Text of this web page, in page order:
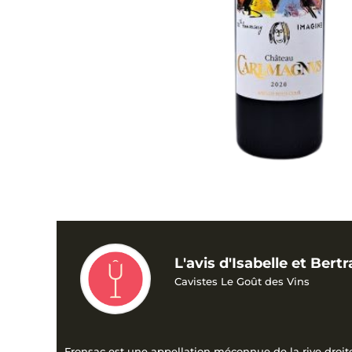
L'avis d'Isabelle et
Cavistes Le Goût des Vins